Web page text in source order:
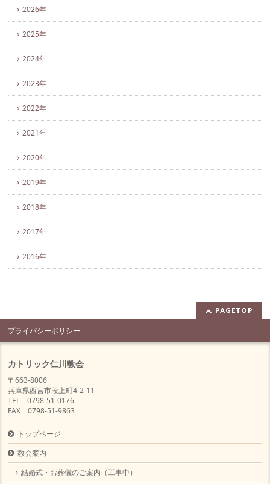
2026年
2025年
2024年
2023年
2022年
2021年
2020年
2019年
2018年
2017年
2016年
PAGETOP
プライバシーポリシー
カトリック仁川教会
〒663-8006
兵庫県西宮市段上町4-2-11
TEL 0798-51-0176
FAX 0798-51-9863
トップページ
教会案内
結婚式・お葬儀のご案内（工事中）